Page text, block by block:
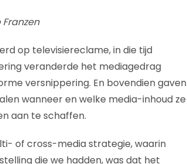
op televisiereclame, in die tijd
veranderde het mediagedrag
versnippering. En bovendien gaven
wanneer en welke media-inhoud ze
aan te schaffen.
of cross-media strategie, waarin
die we hadden, was dat het